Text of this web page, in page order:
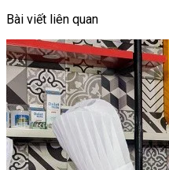
Bài viết liên quan